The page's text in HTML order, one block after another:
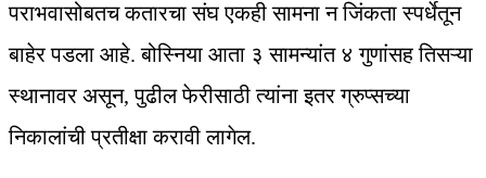
पराभवासोबतच कतारचा संघ एकही सामना न जिंकता स्पर्धेतून
बाहेर पडला आहे. बोस्निया आता ३ सामन्यांत ४ गुणांसह तिसऱ्या
स्थानावर असून, पुढील फेरीसाठी त्यांना इतर ग्रुप्सच्या
निकालांची प्रतीक्षा करावी लागेल.